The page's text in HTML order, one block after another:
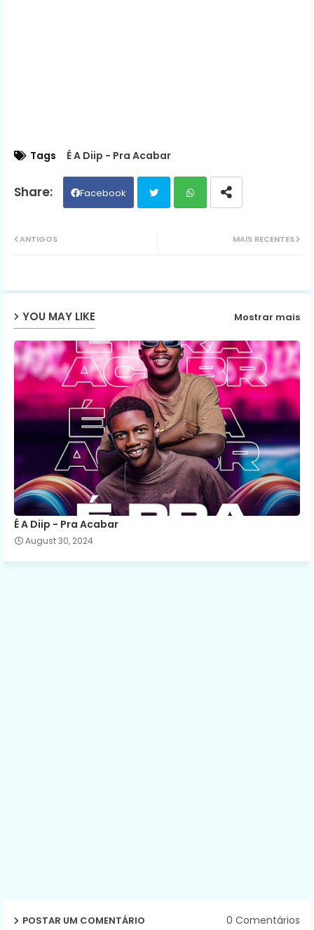
Tags É A Diip - Pra Acabar
Facebook
ap
MAIS RECENTES
ANTIGOS
YOU MAY LIKE Mostrar mais
É A Diip - Pra Acabar
August 30, 2024
POSTAR UM COMENTÁRIO 0 Comentários